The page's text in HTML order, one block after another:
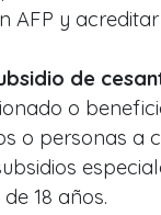
AFP y
de
o
o personas a
18 años.